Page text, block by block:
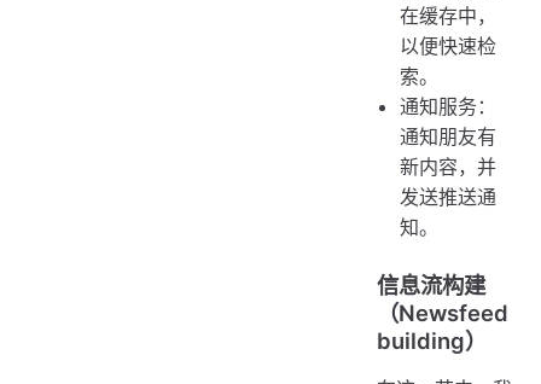
在缓存中，
以便快速检
索。
通知服务：
通知朋友有
新内容，并
发送推送通
知。
信息流构建
（Newsfeed
building）